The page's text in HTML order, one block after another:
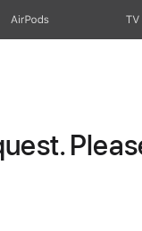
AirPods TV